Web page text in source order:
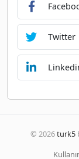
Twitter
© 2026turk5